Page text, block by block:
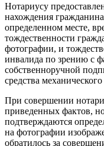
Нотариусу
нахождения
определенном месте,
тождественности
фотографии, и
инвалида по зрению с
собственноручной
средства
При совершении
приведенных фактов,
подтверждаются
на фотографии
обратилось за